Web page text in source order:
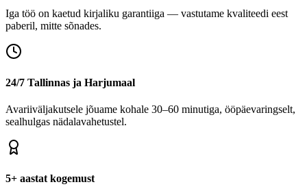
Iga töö on kaetud kirjaliku garantiiga — vastutame kvaliteedi eest
paberil, mitte sõnades.
24/7 Tallinnas ja Harjumaal
Avariiväljakutsele jõuame kohale 30–60 minutiga, ööpäevaringselt,
sealhulgas nädalavahetustel.
5+ aastat kogemust